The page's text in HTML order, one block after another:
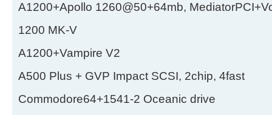
A1200+Apollo 1260@50+64mb,
1200 MK-V
A1200+Vampire V2
А500 Plus + GVP Impact SCSI, 2chip, 4fast
Commodore64+1541-2 Oceanic drive